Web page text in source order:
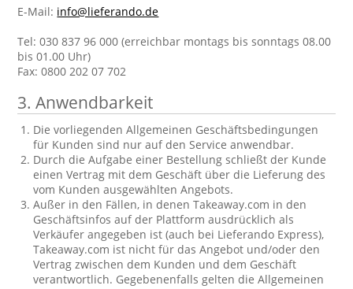
E-Mail: info@lieferando.de
Tel: 030 837 96 000 (erreichbar montags bis sonntags 08.00
bis 01.00 Uhr)
Fax: 0800 202 07 702
3. Anwendbarkeit
Die vorliegenden Allgemeinen Geschäftsbedingungen
für Kunden sind nur auf den Service anwendbar.
Durch die Aufgabe einer Bestellung schließt der Kunde
einen Vertrag mit dem Geschäft über die Lieferung des
vom Kunden ausgewählten Angebots.
Außer in den Fällen, in denen Takeaway.com in den
Geschäftsinfos auf der Plattform ausdrücklich als
Verkäufer angegeben ist (auch bei Lieferando Express),
Takeaway.com ist nicht für das Angebot und/oder den
Vertrag zwischen dem Kunden und dem Geschäft
verantwortlich. Gegebenenfalls gelten die Allgemeinen